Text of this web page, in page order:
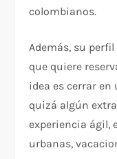
colombianos.
Además, su
que quiere
idea es cerrar en
quizá algún
experiencia ágil,
urbanas,